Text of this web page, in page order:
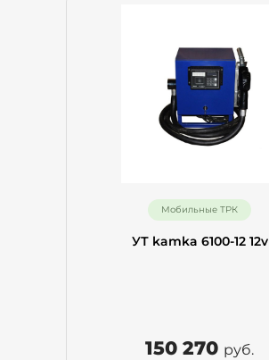
Мобильные ТРК
УТ kamka 6100-12 12v
150 270 руб.